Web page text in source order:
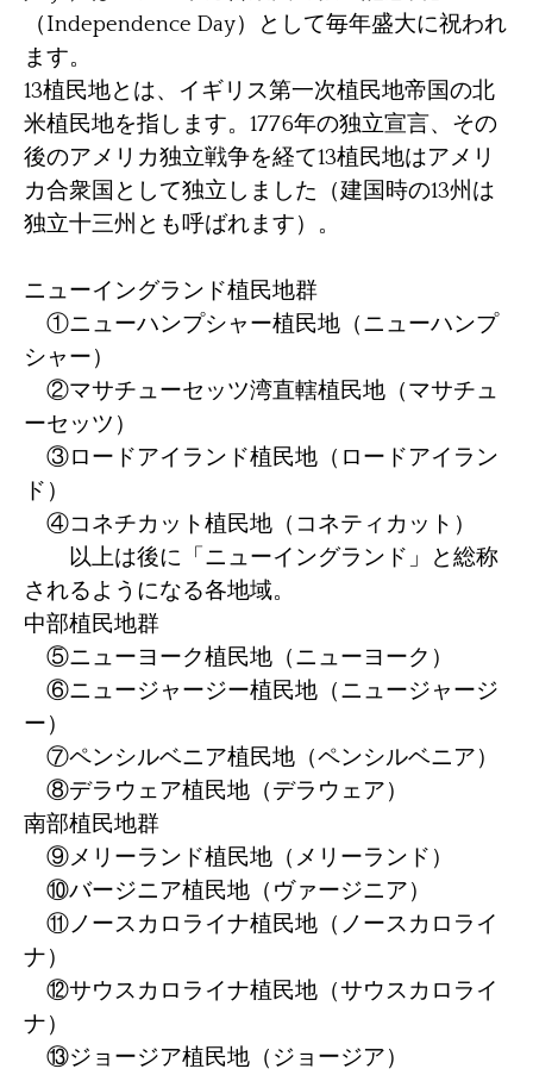
（Independence Day）として毎年盛大に祝われ
ます。
13植民地とは、イギリス第一次植民地帝国の北
米植民地を指します。1776年の独立宣言、その
後のアメリカ独立戦争を経て13植民地はアメリ
カ合衆国として独立しました（建国時の13州は
独立十三州とも呼ばれます）。
ニューイングランド植民地群
①ニューハンプシャー植民地（ニューハンプ
シャー）
②マサチューセッツ湾直轄植民地（マサチュ
ーセッツ）
③ロードアイランド植民地（ロードアイラン
ド）
④コネチカット植民地（コネティカット）
以上は後に「ニューイングランド」と総称
されるようになる各地域。
中部植民地群
⑤ニューヨーク植民地（ニューヨーク）
⑥ニュージャージー植民地（ニュージャージ
ー）
⑦ペンシルベニア植民地（ペンシルベニア）
⑧デラウェア植民地（デラウェア）
南部植民地群
⑨メリーランド植民地（メリーランド）
⑩バージニア植民地（ヴァージニア）
⑪ノースカロライナ植民地（ノースカロライ
ナ）
⑫サウスカロライナ植民地（サウスカロライ
ナ）
⑬ジョージア植民地（ジョージア）